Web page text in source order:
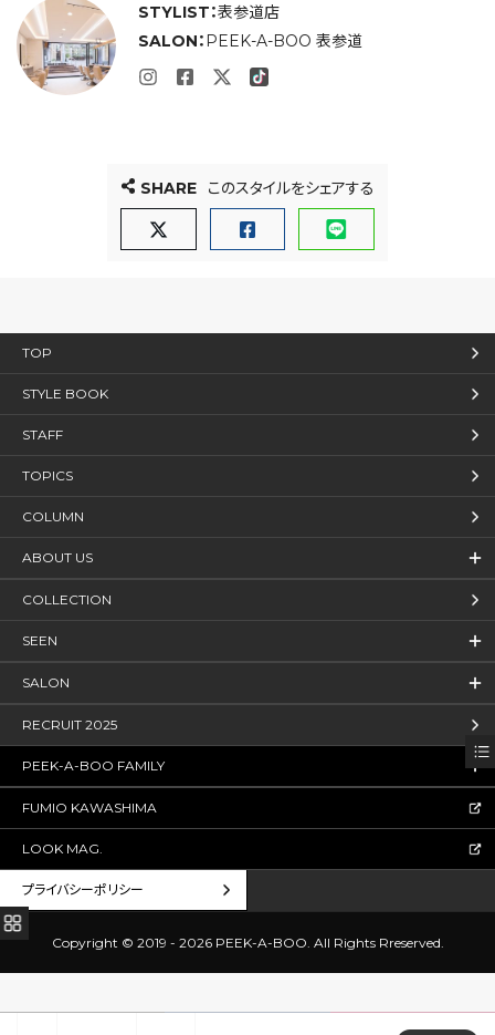
STYLIST：表参道店
SALON： PEEK-A-BOO 表参道
SHARE このスタイルをシェアする
TOP
STYLE BOOK
STAFF
TOPICS
COLUMN
ABOUT US
COLLECTION
SEEN
SALON
RECRUIT 2025
PEEK-A-BOO FAMILY
FUMIO KAWASHIMA
LOOK MAG.
プライバシーポリシー
Copyright © 2019 - 2026 PEEK-A-BOO. All Rights Rreserved.